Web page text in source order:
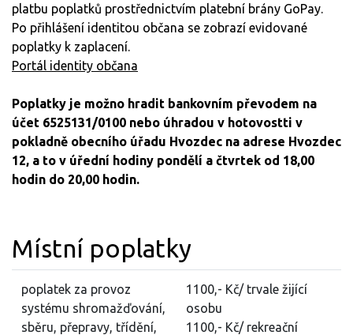
platbu poplatků prostřednictvím platební brány GoPay.
Po přihlášení identitou občana se zobrazí evidované
poplatky k zaplacení.
Portál identity občana
Poplatky je možno hradit bankovním převodem na
účet 6525131/0100 nebo úhradou v hotovostti v
pokladně obecního úřadu Hvozdec na adrese Hvozdec
12, a to v úřední hodiny pondělí a čtvrtek od 18,00
hodin do 20,00 hodin.
Místní poplatky
poplatek za provoz
systému shromažďování,
sběru, přepravy, třídění,
1100,- Kč/ trvale žijící
osobu
1100,- Kč/ rekreační